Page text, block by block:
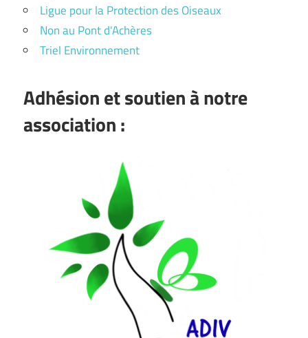
Ligue pour la Protection des Oiseaux
Non au Pont d'Achères
Triel Environnement
Adhésion et soutien à notre
association :